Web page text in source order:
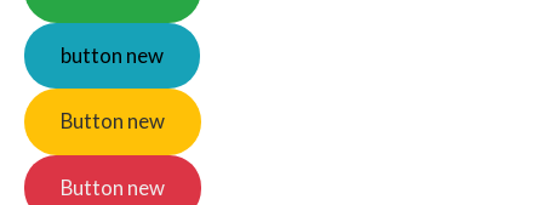
button new
Button new
Button new